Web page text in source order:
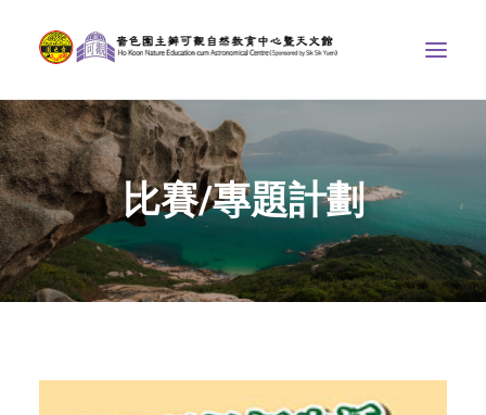
中心介紹
學界課程
天文館
博物天地
比賽/專題計劃